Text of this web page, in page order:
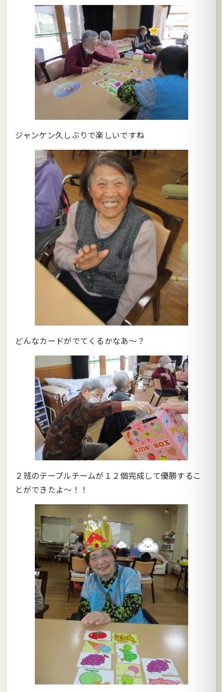
ジャンケン久しぶりで楽しいですね
どんなカードがでてくるかなあ～？
２班のテーブルチームが１２個完成して優勝するこ
とができたよ～！！